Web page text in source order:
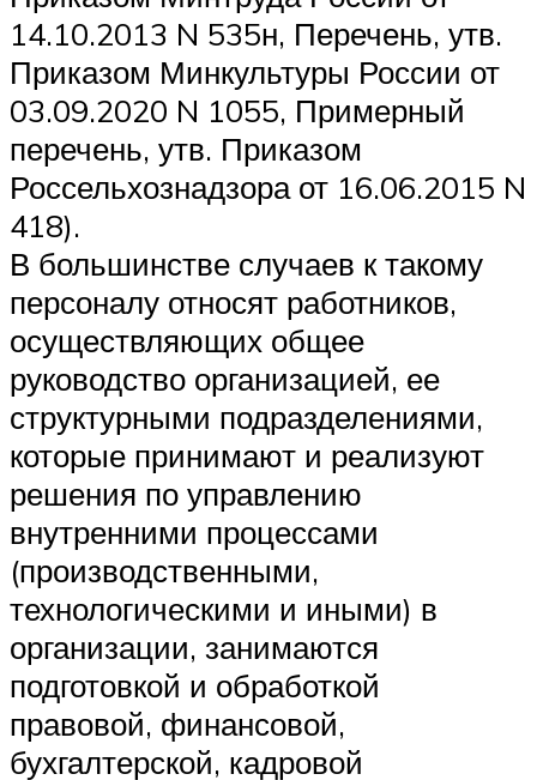
14.10.2013 N 535н, Перечень, утв.
Приказом Минкультуры России от
03.09.2020 N 1055, Примерный
перечень, утв. Приказом
Россельхознадзора от 16.06.2015 N
418).
В большинстве случаев к такому
персоналу относят работников,
осуществляющих общее
руководство организацией, ее
структурными подразделениями,
которые принимают и реализуют
решения по управлению
внутренними процессами
(производственными,
технологическими и иными) в
организации, занимаются
подготовкой и обработкой
правовой, финансовой,
бухгалтерской, кадровой